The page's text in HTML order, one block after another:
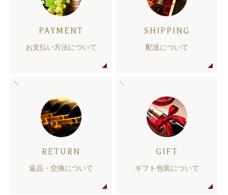
PAYMENT
お支払い方法について
SHIPPING
配送について
RETURN
返品・交換について
GIFT
ギフト包装について